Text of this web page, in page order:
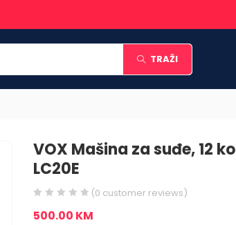
TRAŽI
VOX Mašina za suđe, 12
LC20E
(0 customer reviews)
500.00 KM